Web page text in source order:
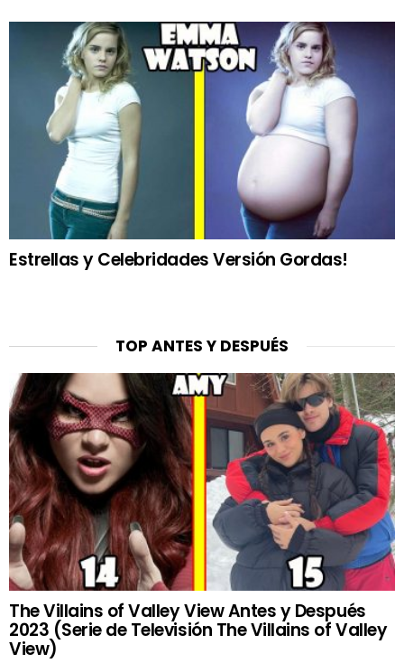
Estrellas y Celebridades Versión Gordas!
TOP ANTES Y DESPUÉS
The Villains of Valley View Antes y Después
2023 (Serie de Televisión The Villains of Valley
View)